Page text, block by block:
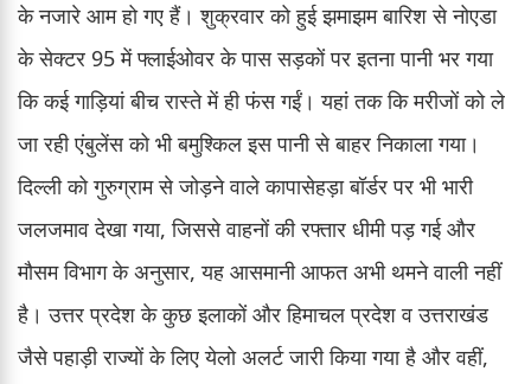
के नजारे आम हो गए हैं। शुक्रवार को हुई झमाझम बारिश से नोएडा
के सेक्टर 95 में फ्लाईओवर के पास सड़कों पर इतना पानी भर गया
कि कई गाड़ियां बीच रास्ते में ही फंस गईं। यहां तक कि मरीजों को ले
जा रही एंबुलेंस को भी बमुश्किल इस पानी से बाहर निकाला गया।
दिल्ली को गुरुग्राम से जोड़ने वाले कापासेहड़ा बॉर्डर पर भी भारी
जलजमाव देखा गया, जिससे वाहनों की रफ्तार धीमी पड़ गई और
मौसम विभाग के अनुसार, यह आसमानी आफत अभी थमने वाली नहीं
है। उत्तर प्रदेश के कुछ इलाकों और हिमाचल प्रदेश व उत्तराखंड
जैसे पहाड़ी राज्यों के लिए येलो अलर्ट जारी किया गया है और वहीं,